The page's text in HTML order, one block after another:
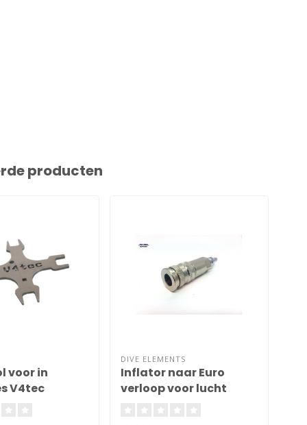
producten
voor in
V4tec
DIVE ELEMENTS
Inflator naar Euro
verloop voor lucht